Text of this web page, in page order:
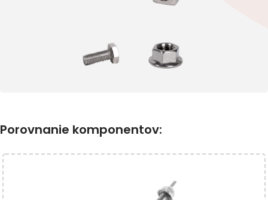
Porovnanie komponentov: